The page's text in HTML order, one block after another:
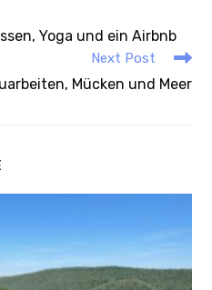
Yoga und ein Airbnb
Next Post
Mücken und Meer